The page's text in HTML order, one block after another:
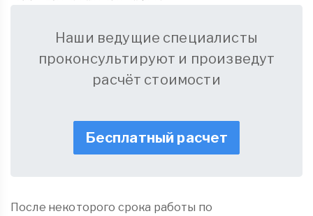
Наши ведущие специалисты
проконсультируют и произведут
расчёт стоимости
Бесплатный расчет
После некоторого срока работы по